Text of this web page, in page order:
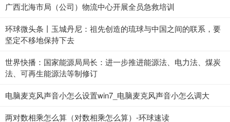
广西北海市局（公司）物流中心开展全员急救培训
环球微头条丨玉城丹尼：祖先创造的琉球与中国之间的联系，要
坚定不移地保持下去
世界快播：国家能源局局长：进一步推进能源法、电力法、煤炭
法、可再生能源法等制修订
电脑麦克风声音小怎么设置win7_电脑麦克风声音小怎么调大
两对数相乘怎么算（对数相乘怎么算）-环球速读